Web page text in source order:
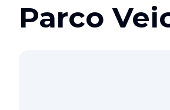
Parco